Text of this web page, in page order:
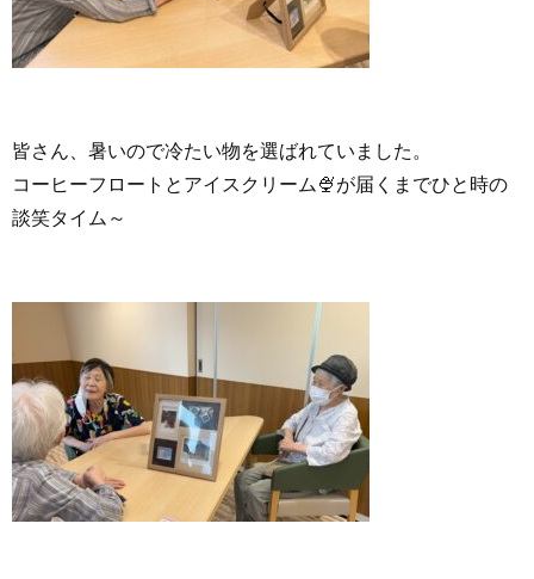
皆さん、暑いので冷たい物を選ばれていました。
コーヒーフロートとアイスクリーム🍨が届くまでひと時の
談笑タイム～